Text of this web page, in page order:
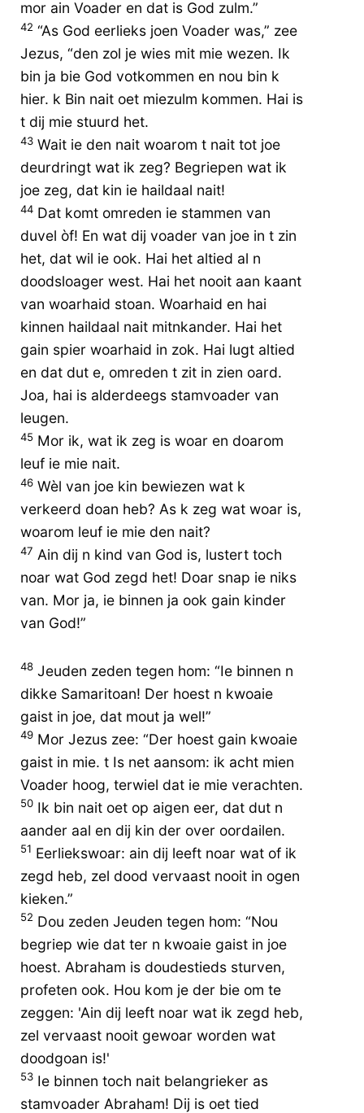
mor ain Voader en dat is God zulm.”
42 “As God eerlieks joen Voader was,” zee
Jezus, “den zol je wies mit mie wezen. Ik
bin ja bie God votkommen en nou bin k
hier. k Bin nait oet miezulm kommen. Hai is
t dij mie stuurd het.
43 Wait ie den nait woarom t nait tot joe
deurdringt wat ik zeg? Begriepen wat ik
joe zeg, dat kin ie haildaal nait!
44 Dat komt omreden ie stammen van
duvel òf! En wat dij voader van joe in t zin
het, dat wil ie ook. Hai het altied al n
doodsloager west. Hai het nooit aan kaant
van woarhaid stoan. Woarhaid en hai
kinnen haildaal nait mitnkander. Hai het
gain spier woarhaid in zok. Hai lugt altied
en dat dut e, omreden t zit in zien oard.
Joa, hai is alderdeegs stamvoader van
leugen.
45 Mor ik, wat ik zeg is woar en doarom
leuf ie mie nait.
46 Wèl van joe kin bewiezen wat k
verkeerd doan heb? As k zeg wat woar is,
woarom leuf ie mie den nait?
47 Ain dij n kind van God is, lustert toch
noar wat God zegd het! Doar snap ie niks
van. Mor ja, ie binnen ja ook gain kinder
van God!”
48 Jeuden zeden tegen hom: “Ie binnen n
dikke Samaritoan! Der hoest n kwoaie
gaist in joe, dat mout ja wel!”
49 Mor Jezus zee: “Der hoest gain kwoaie
gaist in mie. t Is net aansom: ik acht mien
Voader hoog, terwiel dat ie mie verachten.
50 Ik bin nait oet op aigen eer, dat dut n
aander aal en dij kin der over oordailen.
51 Eerliekswoar: ain dij leeft noar wat of ik
zegd heb, zel dood vervaast nooit in ogen
kieken.”
52 Dou zeden Jeuden tegen hom: “Nou
begriep wie dat ter n kwoaie gaist in joe
hoest. Abraham is doudestieds sturven,
profeten ook. Hou kom je der bie om te
zeggen: 'Ain dij leeft noar wat ik zegd heb,
zel vervaast nooit gewoar worden wat
doodgoan is!'
53 Ie binnen toch nait belangrieker as
stamvoader Abraham! Dij is oet tied